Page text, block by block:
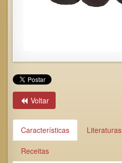
Voltar
Características Literaturas
Receitas